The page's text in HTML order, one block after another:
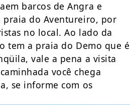
barcos de Angra e
praia do Aventureiro, por
no local. Ao lado da
tem a praia do Demo que é
vale a pena a visita
você chega
se informe com os